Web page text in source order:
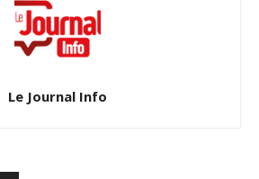
Le Journal Info